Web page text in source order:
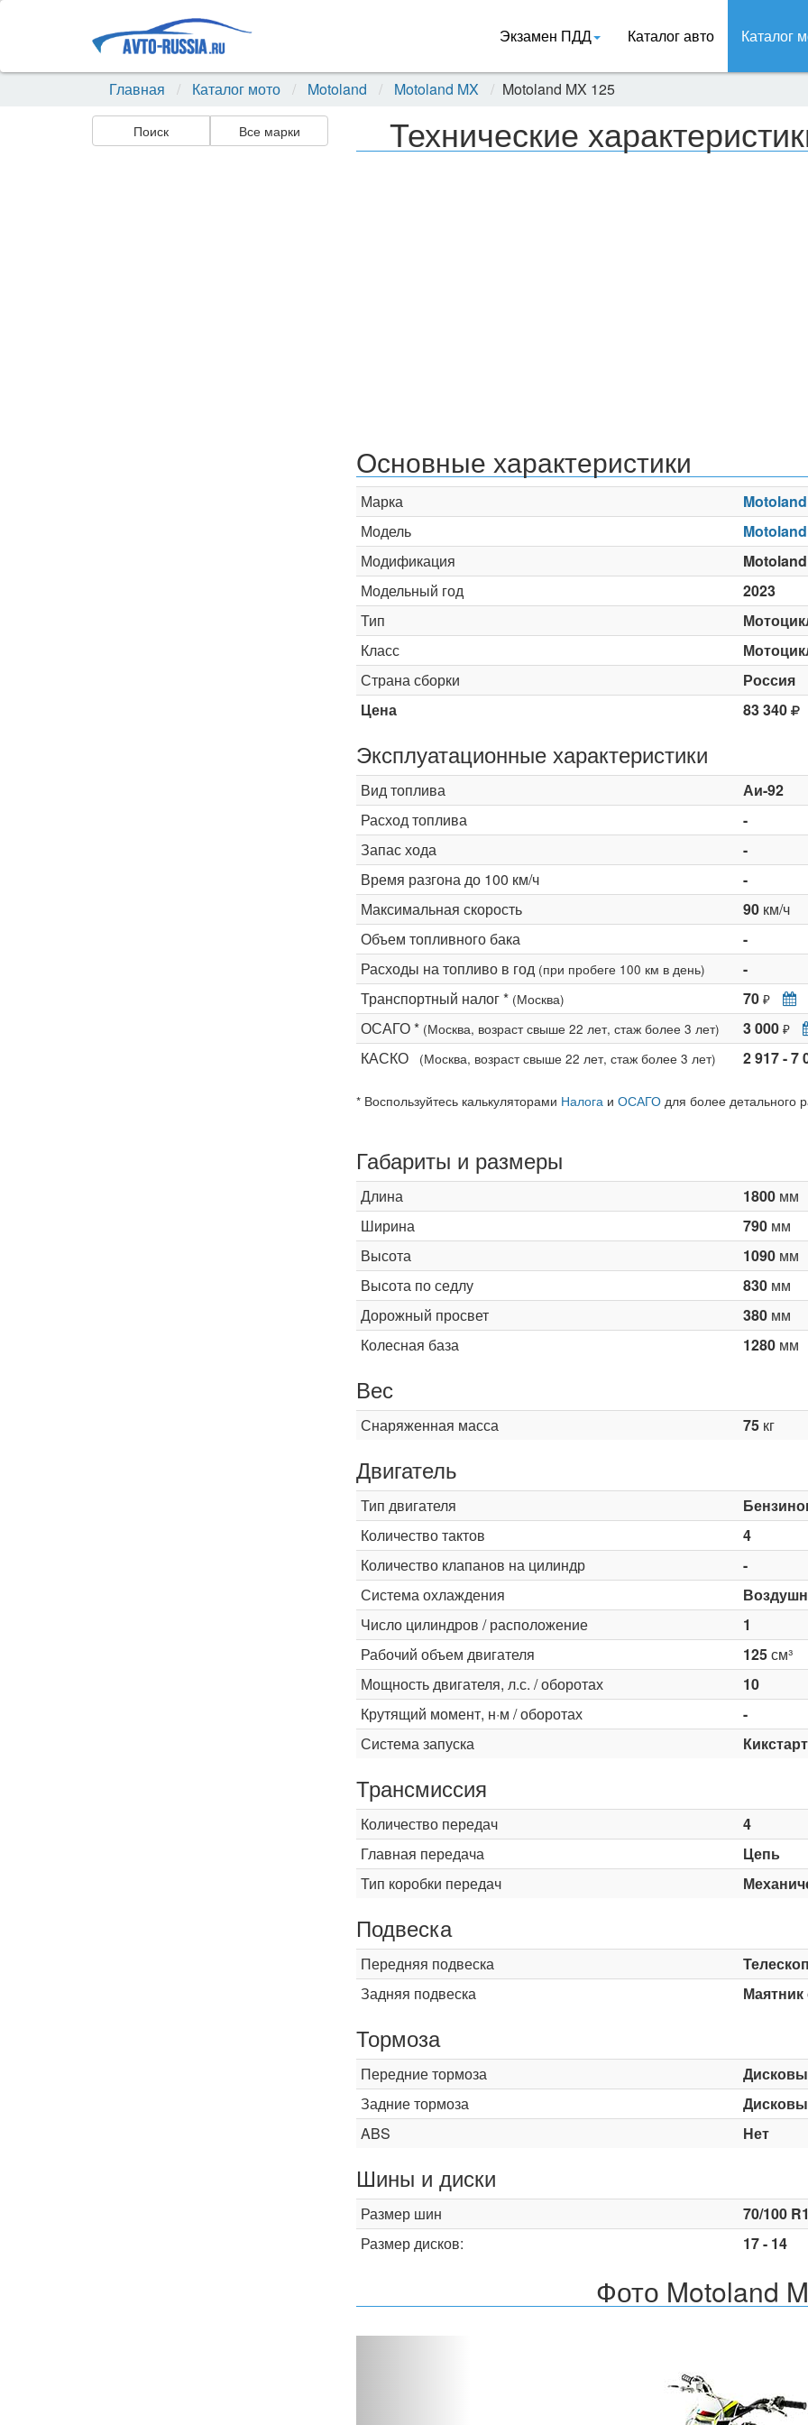
Экзамен ПДД Каталог авто Каталог
Главная Каталог мото Motoland Motoland MX Motoland MX 125
Поиск Все марки Технические
Основные характеристики
Марка
Motoland
Модель
Модификация
Модельный год
2023
Тип
Класс
Страна сборки
Россия
Цена
83 340
Эксплуатационные характеристики
Вид топлива
Аи-92
Расход топлива
-
Запас хода
-
Время разгона до 100 км/ч
-
Максимальная скорость
90км/ч
Объем топливного бака
-
Расходы на топливо в год (при пробеге 100 км в день)
-
Транспортный налог * (Москва) 70 ₽
ОСАГО * (Москва, возраст свыше 22 лет, стаж более 3 лет) 3 000 ₽
КАСКО (Москва, возраст свыше 22 лет, стаж более 3 лет) 2 917 - 7
* Воспользуйтесь калькуляторами Налогаи ОСАГОдля более детального
Габариты и размеры
Длина 1800мм
Ширина
790мм
Высота
1090мм
Высота по седлу
830мм
Дорожный просвет
380мм
Колесная база
1280мм
Вес
Снаряженная масса 75кг
Двигатель
Тип двигателя
Количество тактов
4
Количество клапанов на цилиндр
-
Система охлаждения
Число цилиндров / расположение
1
Рабочий объем двигателя
125см³
Мощность двигателя, л.с. / оборотах
10
Крутящий момент, н·м / оборотах
-
Система запуска
Трансмиссия
Количество передач
4
Главная передача
Цепь
Тип коробки передач
Подвеска
Передняя подвеска
Задняя подвеска
Тормоза
Передние тормоза
Задние тормоза
ABS
Нет
Шины и диски
Размер шин
70/100
Размер дисков:
17 - 14
Фото Motoland